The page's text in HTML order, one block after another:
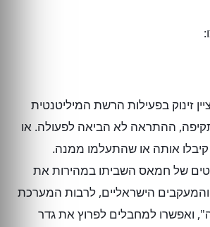
זינוק בפעילות הרשת המיליטנטית
ההתראה לא הביאה לפעולה. או
אותה או שהתעלמו ממנה.
של חמאס השביתו במהירות את
הישראליים, לרבות המערכת
ואפשרו למחבלים לפרוץ את גדר